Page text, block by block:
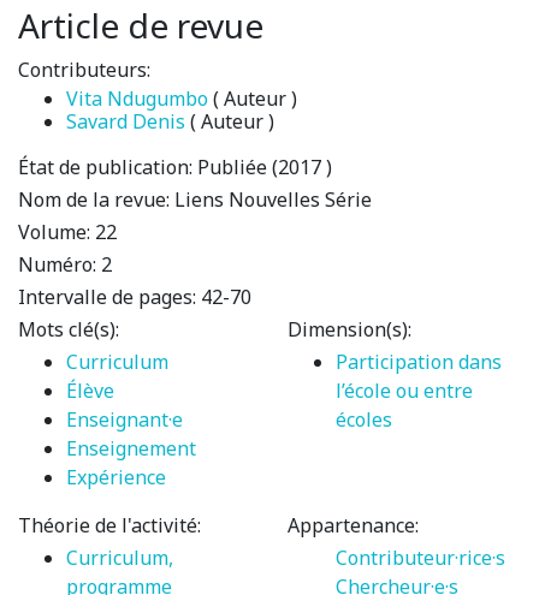
Article de revue
Contributeurs:
Vita Ndugumbo( Auteur )
Savard Denis ( Auteur )
État de publication: Publiée (2017 )
Nom de la revue: Liens Nouvelles Série
Volume: 22
Numéro: 2
Intervalle de pages: 42-70
Mots clé(s):
Curriculum
Élève
Enseignant·e
Enseignement
Expérience
Dimension(s):
Participation dans
l’école ou entre
écoles
Théorie de l'activité:
Curriculum,
programme
Appartenance:
Contributeur·rice·s
Chercheur·e·s